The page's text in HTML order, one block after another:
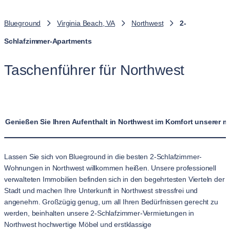
Blueground Virginia Beach, VA Northwest 2-
Schlafzimmer-Apartments
Taschenführer für Northwest
Genießen Sie Ihren Aufenthalt in Northwest im Komfort unserer
Lassen Sie sich von Blueground in die besten 2-Schlafzimmer-
Wohnungen in Northwest willkommen heißen. Unsere professionell
verwalteten Immobilien befinden sich in den begehrtesten Vierteln der
Stadt und machen Ihre Unterkunft in Northwest stressfrei und
angenehm. Großzügig genug, um all Ihren Bedürfnissen gerecht zu
werden, beinhalten unsere 2-Schlafzimmer-Vermietungen in
Northwest hochwertige Möbel und erstklassige